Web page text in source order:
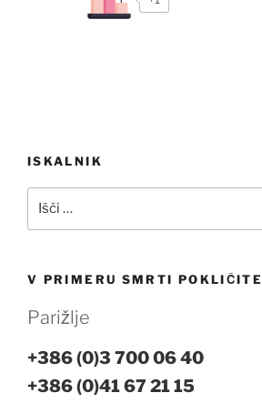
Navigacija
ISKALNIK
V PRIMERU SMRTI POKLIČITE
Parižlje
+386 (0)3 700 06 40
+386 (0)41 67 21 15